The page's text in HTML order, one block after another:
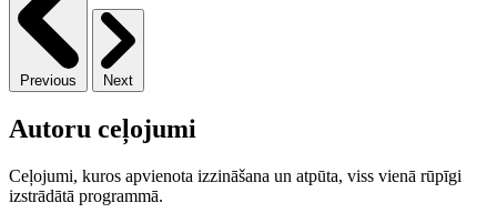
Previous Next
Autoru ceļojumi
Ceļojumi, kuros apvienota izzināšana un atpūta, viss vienā rūpīgi
izstrādātā programmā.